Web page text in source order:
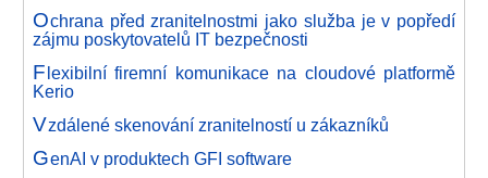
Ochrana před zranitelnostmi jako služba je v popředí
zájmu poskytovatelů IT bezpečnosti
Flexibilní firemní komunikace na cloudové platformě
Kerio
Vzdálené skenování zranitelností u zákazníků
GenAI v produktech GFI software